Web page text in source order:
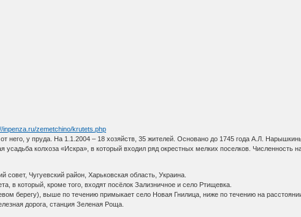
inpenza.ru/zemetchino/krutets.php
него, у пруда. На 1.1.2004 – 18 хозяйств, 35 жителей. Основано до 1745 года А.Л.
усадьба колхоза «Искра», в который входил ряд окрестных мелких поселков. Численность
совет, Чугуевский район, Харьковская область, Украина.
в который, кроме того, входят посёлок Зализничное и село Ртищевка.
берегу), выше по течению примыкает село Новая Гнилица, ниже по течению на
дорога, станция Зеленая Роща.